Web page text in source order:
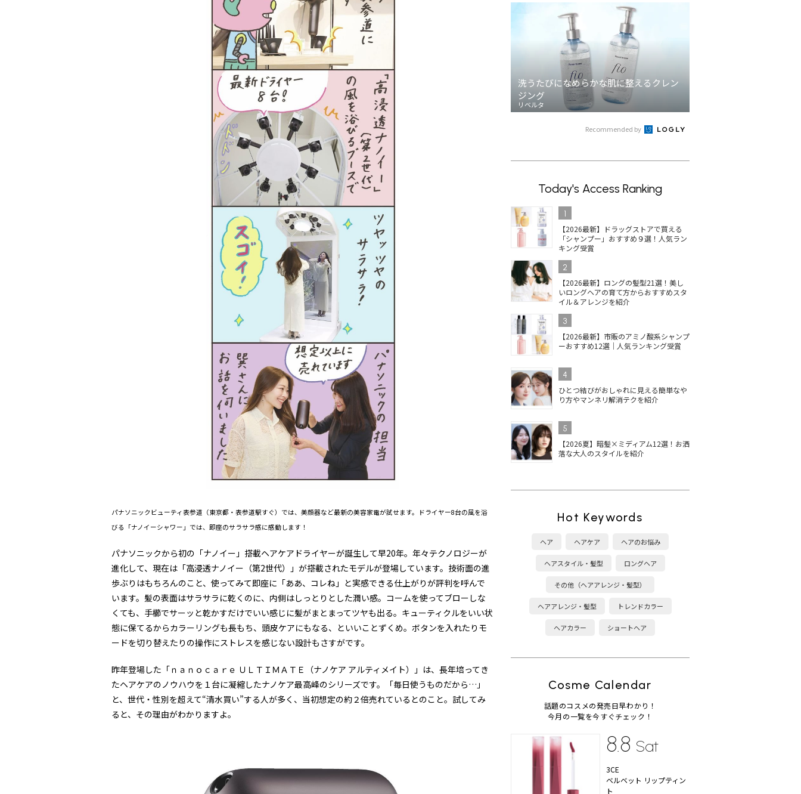
パナソニックビューティ表参道（東京都・表参道駅すぐ）では、美顔器など最新の美容家電が試せます。ドライヤー8台の風を浴
びる「ナノイーシャワー」では、即座のサラサラ感に感動します！
パナソニックから初の「ナノイー」搭載ヘアケアドライヤーが誕生して早20年。年々テクノロジーが
進化して、現在は「高浸透ナノイー（第2世代）」が搭載されたモデルが登場しています。技術面の進
歩ぶりはもちろんのこと、使ってみて即座に「ああ、コレね」と実感できる仕上がりが評判を呼んで
います。髪の表面はサラサラに乾くのに、内側はしっとりとした潤い感。コームを使ってブローしな
くても、手櫛でサーッと乾かすだけでいい感じに髪がまとまってツヤも出る。キューティクルをいい状
態に保てるからカラーリングも長もち、頭皮ケアにもなる、といいことずくめ。ボタンを入れたりモ
ードを切り替えたりの操作にストレスを感じない設計もさすがです。
昨年登場した「ｎａｎｏｃａｒｅ ＵＬＴＩＭＡＴＥ（ナノケア アルティメイト）」は、長年培ってき
たヘアケアのノウハウを１台に凝縮したナノケア最高峰のシリーズです。「毎日使うものだから…」
と、世代・性別を超えて“清水買い”する人が多く、当初想定の約２倍売れているとのこと。試してみ
ると、その理由がわかりますよ。
洗うたびになめらかな肌に整えるクレン
ジング
リベルタ
Recommended by
Today's Access Ranking
1
【2026最新】ドラッグストアで買える
「シャンプー」おすすめ９選！人気ラン
キング受賞
2
【2026最新】ロングの髪型21選！美し
いロングヘアの育て方からおすすめスタ
イル＆アレンジを紹介
3
【2026最新】市販のアミノ酸系シャンプ
ーおすすめ12選｜人気ランキング受賞
4
ひとつ結びがおしゃれに見える簡単なや
り方やマンネリ解消テクを紹介
5
【2026夏】暗髪×ミディアム12選！お洒
落な大人のスタイルを紹介
Hot Keywords
ヘア ヘアケア ヘアのお悩み
ヘアスタイル・髪型 ロングヘア
その他（ヘアアレンジ・髪型）
ヘアアレンジ・髪型 トレンドカラー
ヘアカラー ショートヘア
Cosme Calendar
話題のコスメの発売日早わかり！
今月の一覧を今すぐチェック！
8.8 Sat
3CE
ベルベット リップティン
ト